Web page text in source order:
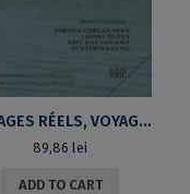
VOYAGES RÉELS, VOYAGES IMAGINAIRES : PERSPECTIVES INTERDISCIPLINAIRES
89,86lei
ADD TO CART